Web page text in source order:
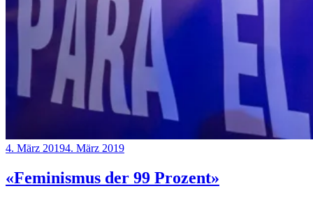
4. März 20194. März 2019
Feminismus,
Patriarchat
«Feminismus der 99 Prozent»